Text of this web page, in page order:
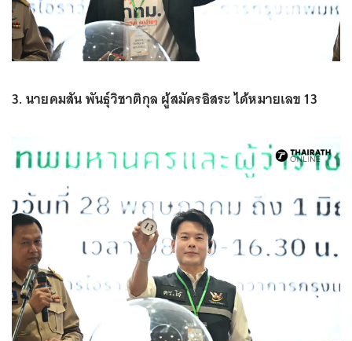
3. นายคมสัน พันธุ์วิชาติกุล ผู้สมัครอิสระ ได้หมายเลข 13